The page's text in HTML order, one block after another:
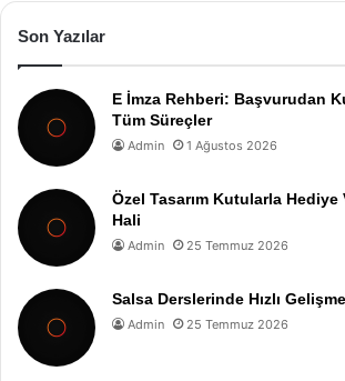
Son Yazılar
E İmza Rehberi: Başvurudan
Tüm Süreçler
Admin 1 Ağustos 2026
Özel Tasarım Kutularla
Hali
Admin 25 Temmuz 2026
Salsa Derslerinde Hızlı
Admin 25 Temmuz 2026